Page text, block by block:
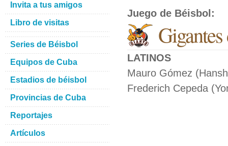
Juego de Béisbol :
LATINOS
Mauro Gómez
Frederich Cepeda
Invita a tus amigos
Libro de visitas
Series de Béisbol
Equipos de Cuba
Estadios de béisbol
Provincias de Cuba
Reportajes
Artículos